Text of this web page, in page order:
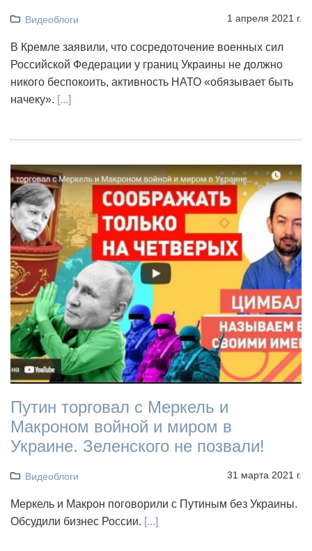
Видеоблоги 1 апреля 2021 г.
В Кремле заявили, что сосредоточение военных сил
Российской Федерации у границ Украины не должно
никого беспокоить, активность НАТО «обязывает быть
начеку». [...]
Путин торговал с Меркель и
Макроном войной и миром в
Украине. Зеленского не позвали!
Видеоблоги 31 марта 2021 г.
Меркель и Макрон поговорили с Путиным без Украины.
Обсудили бизнес России. [...]